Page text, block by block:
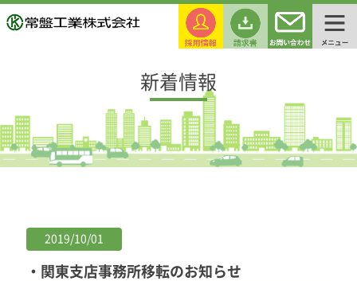
新着情報
2019/10/01
・関東支店事務所移転のお知らせ